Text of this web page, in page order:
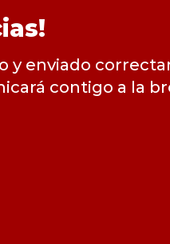
y enviado
contigo a la